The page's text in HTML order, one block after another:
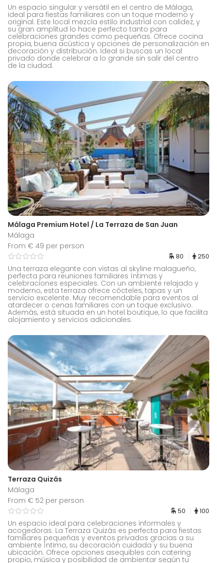
Un espacio singular y versátil en el centro de Málaga,
ideal para fiestas familiares con un toque moderno y
original. Este local mezcla estilo industrial con calidez, y
su gran amplitud lo hace perfecto tanto para
celebraciones grandes como pequeñas. Ofrece cocina
propia, buena acústica y opciones de personalización en
decoración y distribución. Ideal si buscas un local
privado donde celebrar a lo grande sin salir del centro
de la ciudad.
Málaga Premium Hotel / La Terraza de San Juan
Málaga
From € 49 per person
80 250
Una terraza elegante con vistas al skyline malagueño,
perfecta para reuniones familiares íntimas y
celebraciones especiales. Con un ambiente relajado y
moderno, esta terraza ofrece cócteles, tapas y un
servicio excelente. Muy recomendable para eventos al
atardecer o cenas familiares con un toque exclusivo.
Además, está situada en un hotel boutique, lo que facilita
alojamiento y servicios adicionales.
Terraza Quizás
Málaga
From € 52 per person
50 100
Un espacio ideal para celebraciones informales y
acogedoras. La Terraza Quizás es perfecta para fiestas
familiares pequeñas y eventos privados gracias a su
ambiente íntimo, su decoración cuidada y su buena
ubicación. Ofrece opciones asequibles con catering
propio, música y posibilidad de ambientar según tu